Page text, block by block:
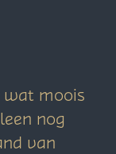
wat moois
nog
van